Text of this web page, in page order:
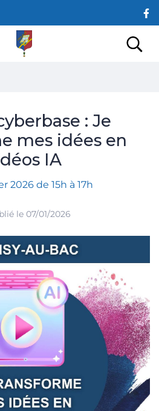
Site officiel de la
: Je
mes idées en
IA
2026 de 15h à 17h
le 07/01/2026